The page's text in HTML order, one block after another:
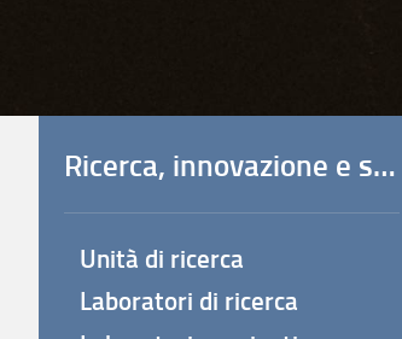
Ricerca, innovazione e società
Unità di ricerca
Laboratori di ricerca